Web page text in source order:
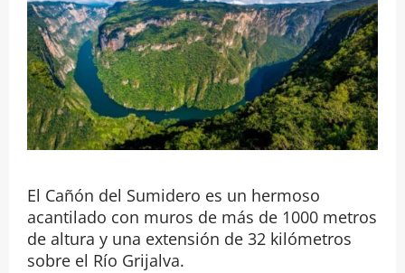
El Cañón del Sumidero es un hermoso
acantilado con muros de más de 1000 metros
de altura y una extensión de 32 kilómetros
sobre el Río Grijalva.